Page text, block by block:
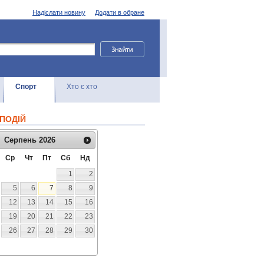
Додати в обране
Надіслати новину
Спорт Хто є хто
Серпень 2026
Ср Чт Пт Сб
Нд
1
2
5 6 7 8
9
12 13 14 15
16
19 20 21 22
23
26 27 28 29
30